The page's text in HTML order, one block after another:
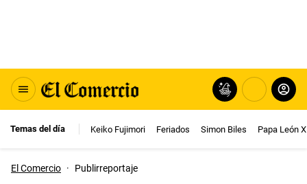
Temas del día Keiko Fujimori Feriados Simon Biles Papa León
El Comercio · Publirreportaje